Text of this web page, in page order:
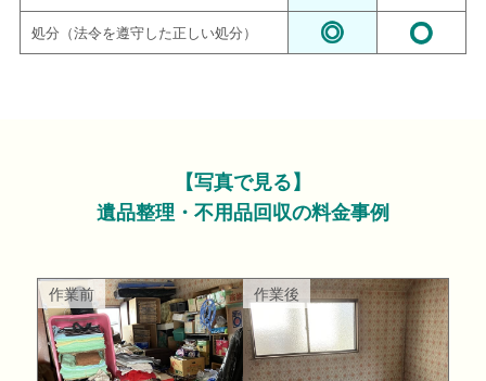
処分（法令を遵守した正しい処分）
【写真で見る】
遺品整理・不用品回収の料金事例
作業前 作業後